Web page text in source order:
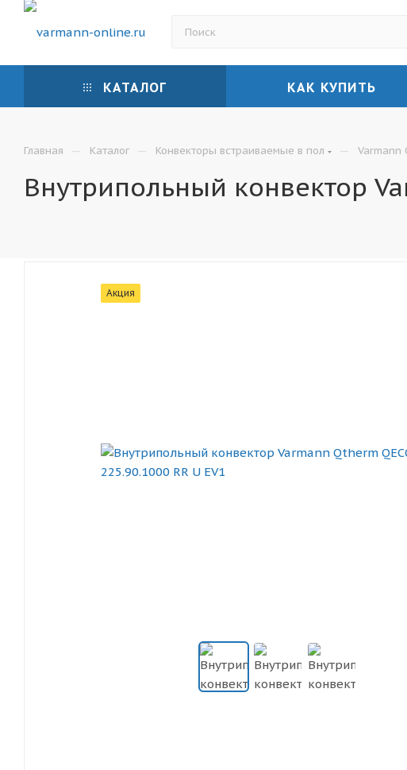
КАТАЛОГ КАК КУПИТЬ
Главная — Каталог — Конвекторы встраиваемые в пол — Varmann
Внутрипольный конвектор
Акция